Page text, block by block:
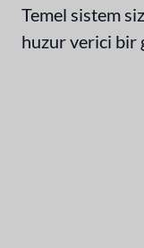
Temel sistem
huzur verici bir